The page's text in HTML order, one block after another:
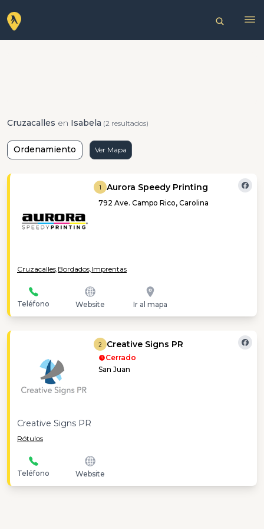
Cruzacalles en Isabela (2 resultados)
Ordenamiento Ver Mapa
1 Aurora Speedy Printing
792 Ave. Campo Rico, Carolina
Cruzacalles,Bordados,Imprentas
Teléfono Website Ir al mapa
2 Creative Signs PR
Cerrado
San Juan
Creative Signs PR
Rótulos
Teléfono Website